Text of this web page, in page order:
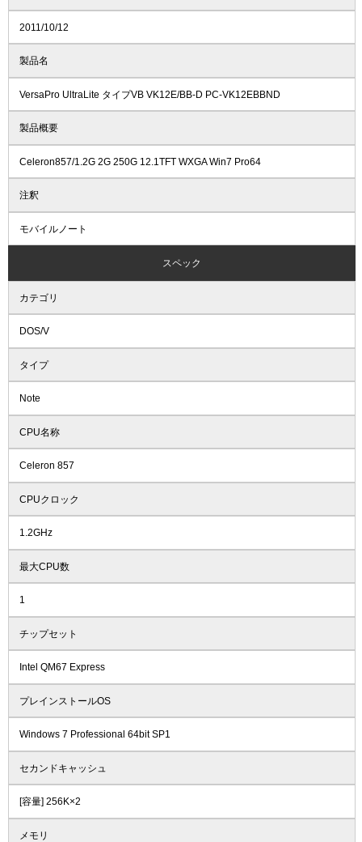
2011/10/12
製品名
VersaPro UltraLite タイプVB VK12E/BB-D PC-VK12EBBND
製品概要
Celeron857/1.2G 2G 250G 12.1TFT WXGA Win7 Pro64
注釈
モバイルノート
スペック
カテゴリ
DOS/V
タイプ
Note
CPU名称
Celeron 857
CPUクロック
1.2GHz
最大CPU数
1
チップセット
Intel QM67 Express
プレインストールOS
Windows 7 Professional 64bit SP1
セカンドキャッシュ
[容量] 256K×2
メモリ